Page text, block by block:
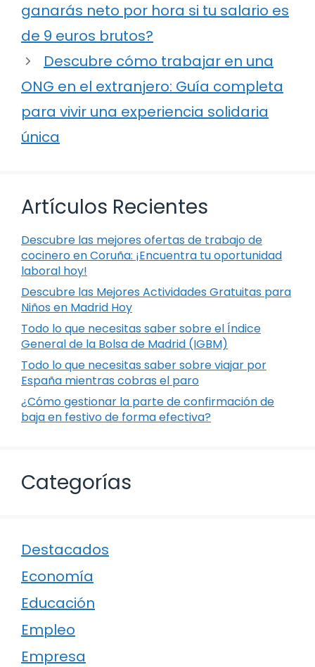
ganarás neto por hora si tu salario es
de 9 euros brutos?
Descubre cómo trabajar en una
ONG en el extranjero: Guía completa
para vivir una experiencia solidaria
única
Artículos Recientes
Descubre las mejores ofertas de trabajo de
cocinero en Coruña: ¡Encuentra tu oportunidad
laboral hoy!
Descubre las Mejores Actividades Gratuitas para
Niños en Madrid Hoy
Todo lo que necesitas saber sobre el Índice
General de la Bolsa de Madrid (IGBM)
Todo lo que necesitas saber sobre viajar por
España mientras cobras el paro
¿Cómo gestionar la parte de confirmación de
baja en festivo de forma efectiva?
Categorías
Destacados
Economía
Educación
Empleo
Empresa